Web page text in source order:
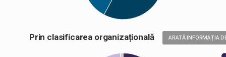
Prin clasificarea organizațională ARATĂ INFORMAȚIA